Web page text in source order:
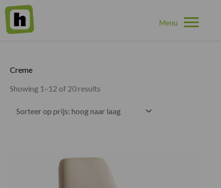
Home»
Creme
Showing 1–12 of 20 results